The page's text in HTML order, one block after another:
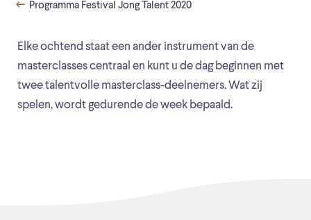
Elke ochtend staat een ander instrument van de
masterclasses centraal en kunt u de dag beginnen met
twee talentvolle masterclass-deelnemers. Wat zij
spelen, wordt gedurende de week bepaald.
Programma Festival Jong Talent 2020